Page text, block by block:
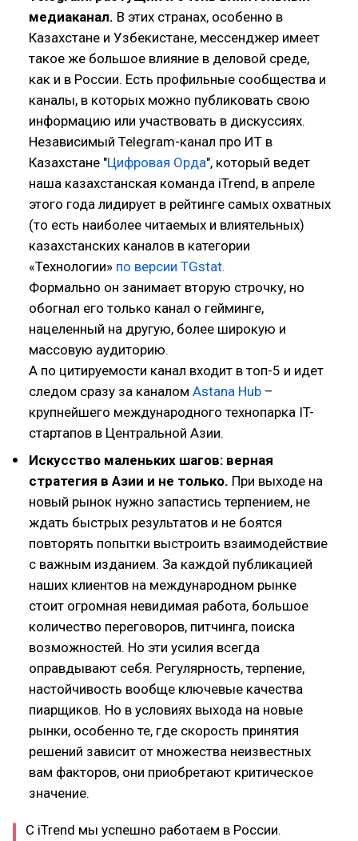
медиаканал. В этих странах, особенно в
Казахстане и Узбекистане, мессенджер имеет
такое же большое влияние в деловой среде,
как и в России. Есть профильные сообщества и
каналы, в которых можно публиковать свою
информацию или участвовать в дискуссиях.
Независимый Telegram-канал про ИТ в
Казахстане "Цифровая Орда", который ведет
наша казахстанская команда iTrend, в апреле
этого года лидирует в рейтинге самых охватных
(то есть наиболее читаемых и влиятельных)
казахстанских каналов в категории
«Технологии» по версии TGstat.
Формально он занимает вторую строчку, но
обогнал его только канал о гейминге,
нацеленный на другую, более широкую и
массовую аудиторию.
А по цитируемости канал входит в топ-5 и идет
следом сразу за каналом Astana Hub –
крупнейшего международного технопарка IT-
стартапов в Центральной Азии.
Искусство маленьких шагов: верная
стратегия в Азии и не только. При выходе на
новый рынок нужно запастись терпением, не
ждать быстрых результатов и не боятся
повторять попытки выстроить взаимодействие
с важным изданием. За каждой публикацией
наших клиентов на международном рынке
стоит огромная невидимая работа, большое
количество переговоров, питчинга, поиска
возможностей. Но эти усилия всегда
оправдывают себя. Регулярность, терпение,
настойчивость вообще ключевые качества
пиарщиков. Но в условиях выхода на новые
рынки, особенно те, где скорость принятия
решений зависит от множества неизвестных
вам факторов, они приобретают критическое
значение.
С iTrend мы успешно работаем в России.